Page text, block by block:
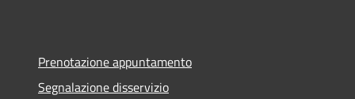
Prenotazione appuntamento
Segnalazione disservizio